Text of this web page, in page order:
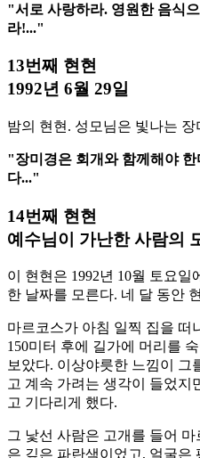
"서로 사랑하라. 영원한 음식
라!..."
13번째 현현
1992년 6월 29일
밤의 현현. 성모님은 빛나는
"장미경은 회개와 함께해야
다..."
14번째 현현
예수님이 가난한 사람의
이 현현은 1992년 10월 토요
한 날짜를 모른다. 네 달 동안
마르코스가 아침 일찍 집을 떠
150미터 후에 길가에 머리를
보았다. 이상야릇한 느낌이 그
고 계속 가려는 생각이 들었지
고 기다리게 했다.
그 낯선 사람은 고개를 들어
은 깊은 파란색이었고, 얼굴은